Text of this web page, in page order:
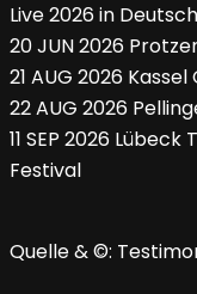
Live 2026 in
20 JUN 2026
21 AUG 2026
22 AUG 2026
11 SEP 2026
Festival
Quelle & ©: